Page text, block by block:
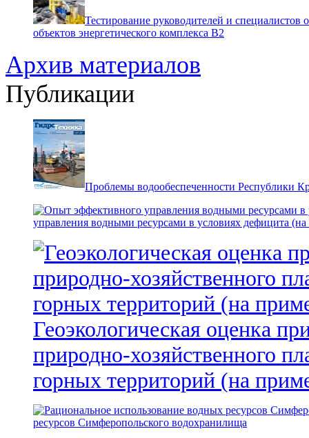
Тестирование руководителей и специалистов
объектов энергетического комплекса В2
Архив материалов
Публикации
Проблемы водообеспеченности Республики
управления водными ресурсами в условиях дефицита
Геоэкологическая оценка
природно-хозяйственного
горных территорий (на
ресурсов Симферопольского водохранилища